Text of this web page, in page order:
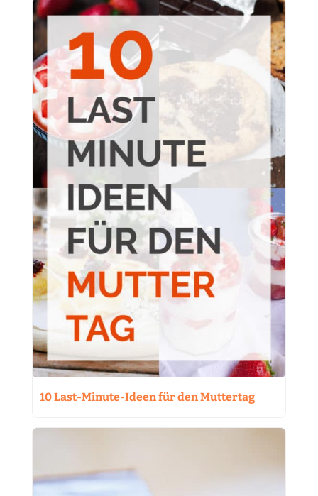
10 Last-Minute-Ideen für den Muttertag